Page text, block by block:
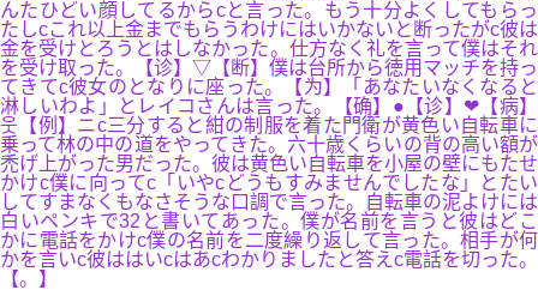
んたひどい顔してるからcと言った。もう十分よくしてもらっ
たしcこれ以上金までもらうわけにはいかないと断ったがc彼は
金を受けとろうとはしなかった。仕方なく礼を言って僕はそれ
を受け取った。【诊】▽【断】僕は台所から徳用マッチを持っ
てきてc彼女のとなりに座った。【为】「あなたいなくなると
淋しいわよ」とレイコさんは言った。【确】●【诊】❤【病】
웃【例】ニc三分すると紺の制服を着た門衛が黄色い自転車に
乗って林の中の道をやってきた。六十歳くらいの背の高い額が
禿げ上がった男だった。彼は黄色い自転車を小屋の壁にもたせ
かけc僕に向ってc「いやcどうもすみませんでしたな」とたい
してすまなくもなさそうな口調で言った。自転車の泥よけには
白いペンキで32と書いてあった。僕が名前を言うと彼はどこ
かに電話をかけc僕の名前を二度繰り返して言った。相手が何
かを言いc彼ははいcはあcわかりましたと答えc電話を切った。
【。】